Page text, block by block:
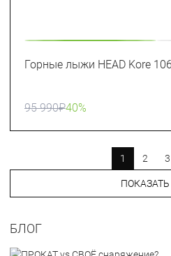
Горные лыжи HEAD Kore
95 990₽40%
1 2 3
БЛОГ